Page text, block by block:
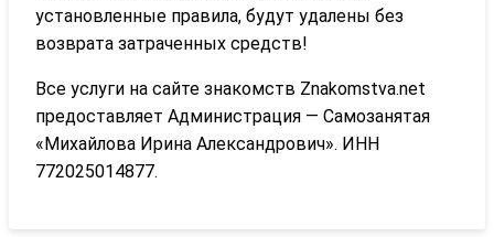
установленные правила, будут удалены без
возврата затраченных средств!
Все услуги на сайте знакомств Znakomstva.net
предоставляет Администрация — Самозанятая
«Михайлова Ирина Александрович». ИНН
772025014877.